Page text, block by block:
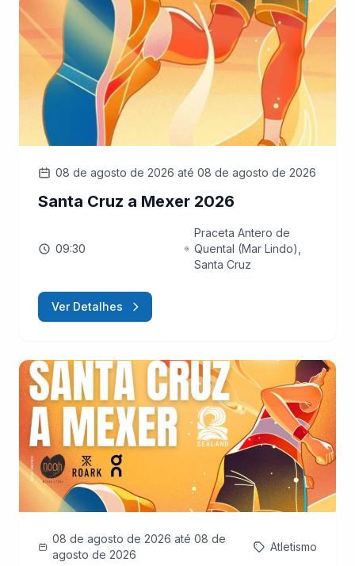
08 de agosto de 2026 até 08 de agosto de 2026
Santa Cruz a Mexer 2026
09:30
Praceta Antero de
Quental (Mar Lindo),
Santa Cruz
Ver Detalhes
08 de agosto de 2026 até 08 de
agosto de 2026
Atletismo